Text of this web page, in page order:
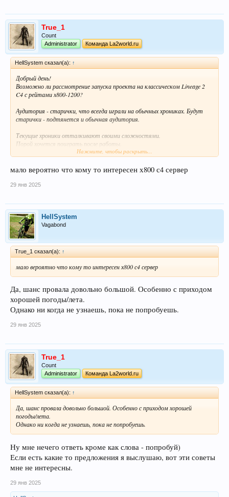
True_1
Count
Administrator
Команда La2world.ru
HellSystem сказал(а): ↑
Добрый день!
Возможно ли рассмотрение запуска проекта на классическом Lineage 2
C4 с рейтами х800-1200?
Аудитория - старички, что всегда играли на обычных хрониках. Будут
старички - подтянется и обычная аудитория.
Текущие хроники отталкивают своими сложностями.
Порой хочется поиграть после работы.
Нажмите, чтобы раскрыть...
мало вероятно что кому то интересен х800 с4 сервер
29 янв 2025
HellSystem
Vagabond
True_1 сказал(а): ↑
мало вероятно что кому то интересен х800 с4 сервер
Да, шанс провала довольно большой. Особенно с приходом
хорошей погоды/лета.
Однако ни когда не узнаешь, пока не попробуешь.
29 янв 2025
True_1
Count
Administrator
Команда La2world.ru
HellSystem сказал(а): ↑
Да, шанс провала довольно большой. Особенно с приходом хорошей
погоды/лета.
Однако ни когда не узнаешь, пока не попробуешь.
Ну мне нечего ответь кроме как слова - попробуй)
Если есть какие то предложения я выслушаю, вот эти советы
мне не интересны.
29 янв 2025